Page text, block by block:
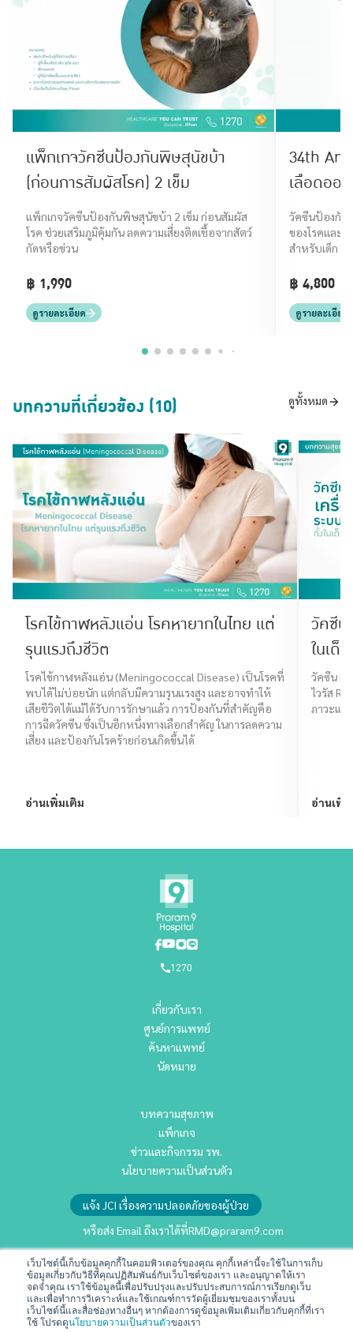
เว็บไซต์นี้เก็บข้อมูลคุกกี้ในคอมพิวเตอร์ของคุณ คุกกี้เหล่านี้จะใช้ในการเก็บ
ข้อมูลเกี่ยวกับวิธีที่คุณปฏิสัมพันธ์กับเว็บไซต์ของเรา และอนุญาตให้เรา
จดจำคุณ เราใช้ข้อมูลนี้เพื่อปรับปรุงและปรับประสบการณ์การเรียกดูเว็บ
และเพื่อทำการวิเคราะห์และใช้เกณฑ์การวัดผู้เยี่ยมชมของเราทั้งบน
เว็บไซต์นี้และสื่อช่องทางอื่นๆ หากต้องการดูข้อมูลเพิ่มเติมเกี่ยวกับคุกกี้ที่เรา
ใช้ โปรดดูนโยบายความเป็นส่วนตัวของเรา
แพ็กเกจวัคซีนป้องกันพิษสุนัขบ้า
(ก่อนการสัมผัสโรค) 2 เข็ม
แพ็กเกจวัคซีนป้องกันพิษสุนัขบ้า 2 เข็ม ก่อนสัมผัส
โรค ช่วยเสริมภูมิคุ้มกัน ลดความเสี่ยงติดเชื้อจากสัตว์
กัดหรือข่วน
฿ 1,990
ดูรายละเอียด
34th
เลือดออ
วัคซีนป้องกัน
ของโรคและ
สำหรับเด็ก วั
฿ 4,800
ดูรายละเอียด
บทความที่เกี่ยวข้อง (10) ดูทั้งหมด
โรคไข้กาฬหลังแอ่น โรคหายากในไทย แต่
รุนแรงถึงชีวิต
โรคไข้กาฬหลังแอ่น (Meningococcal Disease) เป็นโรคที่
พบได้ไม่บ่อยนัก แต่กลับมีความรุนแรงสูง และอาจทำให้
เสียชีวิตได้แม้ได้รับการรักษาแล้ว การป้องกันที่สำคัญคือ
การฉีดวัคซีน ซึ่งเป็นอีกหนึ่งทางเลือกสำคัญ ในการลดความ
เสี่ยง และป้องกันโรคร้ายก่อนเกิดขึ้นได้
อ่านเพิ่มเติม
วัคซีน
ในเด็
วัคซีน
ไวรัส
ภาวะแท
อ่านเพิ่
1270
เกี่ยวกับเรา
ศูนย์การแพทย์
ค้นหาแพทย์
นัดหมาย
บทความสุขภาพ
แพ็กเกจ
ข่าวและกิจกรรม รพ.
นโยบายความเป็นส่วนตัว
แจ้ง JCI เรื่องความปลอดภัยของผู้ป่วย
หรือส่ง Email ถึงเราได้ที่RMD@praram9.com
นักลงทุนสัมพันธ์
การพัฒนาอย่างยั่งยืน
ร่วมงานกับเรา